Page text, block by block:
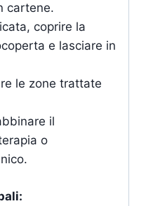
cartene.
coprire la
e lasciare in
le zone trattate
il
o